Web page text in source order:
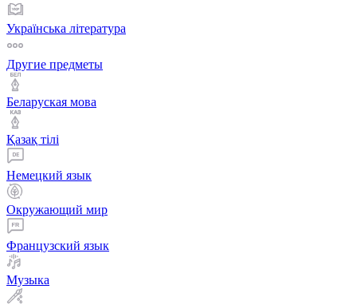
Українська література
Другие предметы
Беларуская мова
Қазақ тiлi
Немецкий язык
Окружающий мир
Французский язык
Музыка